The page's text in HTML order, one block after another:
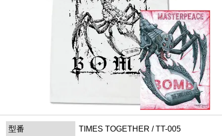
型番
TIMES TOGETHER / TT-005